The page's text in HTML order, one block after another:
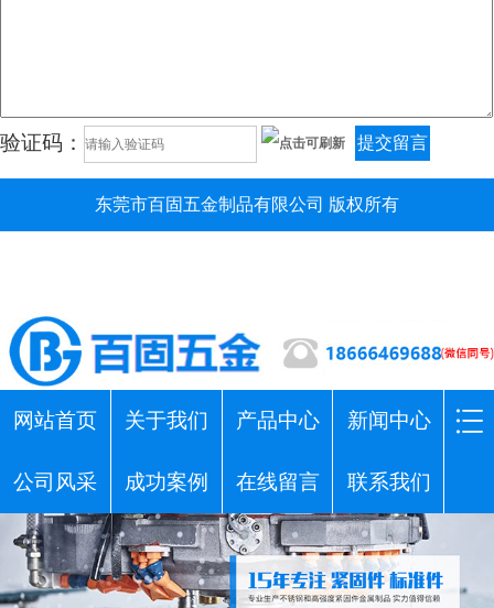
验证码： 提交留言
东莞市百固五金制品有限公司 版权所有
网站首页 关于我们 产品中心 新闻中心
公司风采 成功案例 在线留言 联系我们